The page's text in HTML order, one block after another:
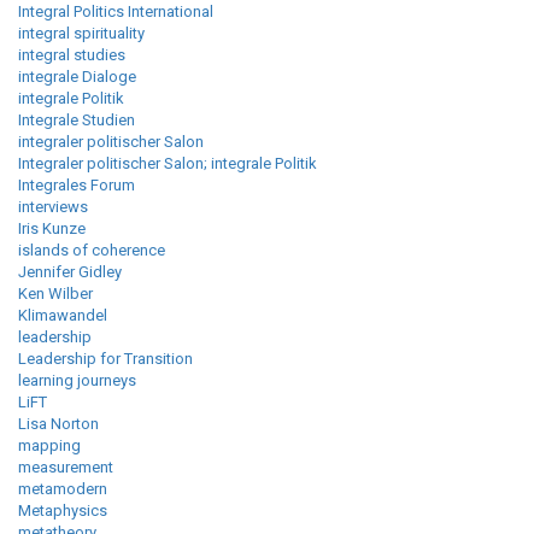
Integral Politics International
integral spirituality
integral studies
integrale Dialoge
integrale Politik
Integrale Studien
integraler politischer Salon
Integraler politischer Salon; integrale Politik
Integrales Forum
interviews
Iris Kunze
islands of coherence
Jennifer Gidley
Ken Wilber
Klimawandel
leadership
Leadership for Transition
learning journeys
LiFT
Lisa Norton
mapping
measurement
metamodern
Metaphysics